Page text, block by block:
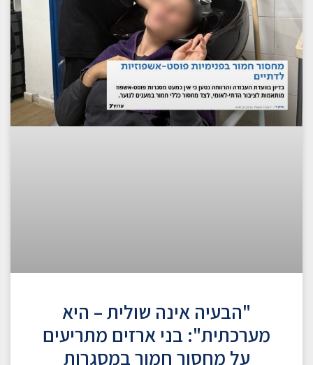
"הבעיה אינה שולית – היא
מערכתית": בני ארזים מתריעים
על מחסור חמור במסגרות